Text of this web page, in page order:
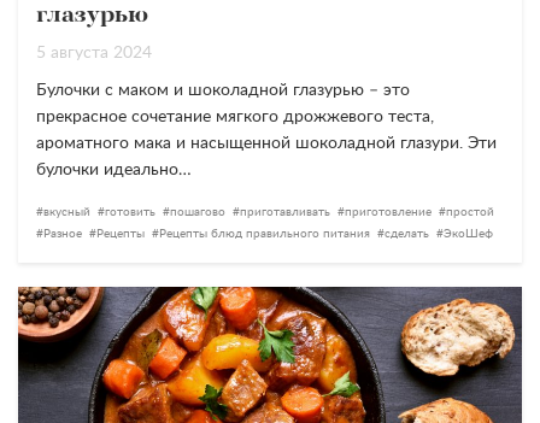
глазурью
5 августа 2024
Булочки с маком и шоколадной глазурью – это
прекрасное сочетание мягкого дрожжевого теста,
ароматного мака и насыщенной шоколадной глазури. Эти
булочки идеально…
вкусный готовить пошагово приготавливать приготовление
простой
Разное
Рецепты Рецепты блюд правильного питания сделать ЭкоШеф